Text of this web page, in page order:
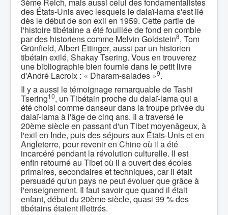
3ème Reich, mais aussi celui des fondamentalistes
des États-Unis avec lesquels le dalaï-lama s'est lié
dès le début de son exil en 1959. Cette partie de
l'histoire tibétaine a été fouillée de fond en comble
par des historiens comme Melvin Goldstein8, Tom
Grünfield, Albert Ettinger, aussi par un historien
tibétain exilé, Shakay Tsering. Vous en trouverez
une bibliographie bien fournie dans le petit livre
d'André Lacroix : « Dharam-salades »9.
Il y a aussi le témoignage remarquable de Tashi
Tsering10, un Tibétain proche du dalaï-lama qui a
été choisi comme danseur dans la troupe privée du
dalaï-lama à l'âge de cinq ans. Il a traversé le
20ème siècle en passant d'un Tibet moyenâgeux, à
l'exil en Inde, puis des séjours aux États-Unis et en
Angleterre, pour revenir en Chine où il a été
incarcéré pendant la révolution culturelle. Il est
enfin retourné au Tibet où il a ouvert des écoles
primaires, secondaires et techniques, car il était
persuadé qu'un pays ne peut évoluer que grâce à
l'enseignement. Il faut savoir que quand il était
enfant, début du 20ème siècle, quasi 99 % des
tibétains étaient illettrés.